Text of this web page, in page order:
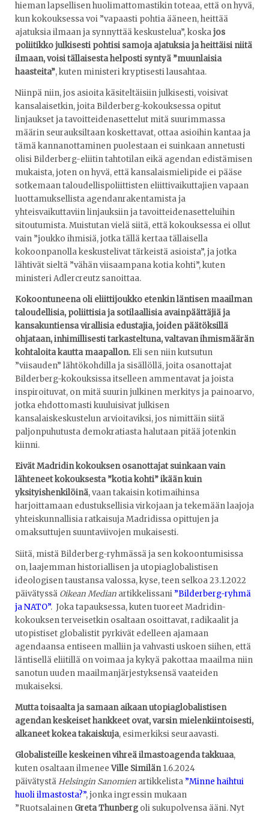
hieman lapsellisen huolimattomastikin toteaa, että on hyvä,
kun kokouksessa voi ”vapaasti pohtia ääneen, heittää
ajatuksia ilmaan ja synnyttää keskustelua”, koskajos
poliitikko julkisesti pohtisi samoja ajatuksia ja heittäisi niitä
ilmaan, voisi tällaisesta helposti syntyä ”muunlaisia
haasteita”, kuten ministeri kryptisesti lausahtaa.
Niinpä niin, jos asioita käsiteltäisiin julkisesti, voisivat
kansalaisetkin, joita Bilderberg-kokouksessa opitut
linjaukset ja tavoitteidenasettelut mitä suurimmassa
määrin seurauksiltaan koskettavat, ottaa asioihin kantaa ja
tämä kannanottaminen puolestaan ei suinkaan annetusti
olisi Bilderberg-eliitin tahtotilan eikä agendan edistämisen
mukaista, joten on hyvä, että kansalaismielipide ei pääse
sotkemaan taloudellispoliittisten eliittivaikuttajien vapaan
luottamuksellista agendanrakentamista ja
yhteisvaikuttaviin linjauksiin ja tavoitteidenasetteluihin
sitoutumista. Muistutan vielä siitä, että kokouksessa ei ollut
vain ”joukko ihmisiä, jotka tällä kertaa tällaisella
kokoonpanolla keskustelivat tärkeistä asioista”, ja jotka
lähtivät sieltä ”vähän viisaampana kotia kohti”, kuten
ministeri Adlercreutz sanoittaa.
Kokoontuneena oli eliittijoukko etenkin läntisen maailman
taloudellisia, poliittisia ja sotilaallisia avainpäättäjiä ja
kansakuntiensa virallisia edustajia, joiden päätöksillä
ohjataan, inhimillisesti tarkasteltuna, valtavan ihmismäärän
kohtaloita kautta maapallon. Eli sen niin kutsutun
”viisauden” lähtökohdilla ja sisällöllä, joita osanottajat
Bilderberg-kokouksissa itselleen ammentavat ja joista
inspiroituvat, on mitä suurin julkinen merkitys ja painoarvo,
jotka ehdottomasti kuuluisivat julkisen
kansalaiskeskustelun arvioitaviksi, jos nimittäin siitä
paljonpuhutusta demokratiasta halutaan pitää jotenkin
kiinni.
Eivät Madridin kokouksen osanottajat suinkaan vain
lähteneet kokouksesta ”kotia kohti” ikään kuin
yksityishenkilöinä, vaan takaisin kotimaihinsa
harjoittamaan edustuksellisia virkojaan ja tekemään laajoja
yhteiskunnallisia ratkaisuja Madridissa opittujen ja
omaksuttujen suuntaviivojen mukaisesti.
Siitä, mistä Bilderberg-ryhmässä ja sen kokoontumisissa
on, laajemman historiallisen ja utopiaglobalistisen
ideologisen taustansa valossa, kyse, teen selkoa 23.1.2022
päivätyssä Oikean Median artikkelissani ”Bilderberg-ryhmä
ja NATO”. Joka tapauksessa, kuten tuoreet Madridin-
kokouksen terveisetkin osaltaan osoittavat, radikaalit ja
utopistiset globalistit pyrkivät edelleen ajamaan
agendaansa entiseen malliin ja vahvasti uskoen siihen, että
läntisellä eliitillä on voimaa ja kykyä pakottaa maailma niin
sanotun uuden maailmanjärjestyksensä vaateiden
mukaiseksi.
Muttatoisaalta ja samaan aikaan utopiaglobalistisen
agendan keskeiset hankkeet ovat, varsin mielenkiintoisesti,
alkaneet kokea takaiskuja, esimerkiksi seuraavasti.
Globalisteille keskeinen vihreä ilmastoagenda takkuaa,
kuten osaltaan ilmeneeVille Similän1.6.2024
päivätystäHelsingin Sanomien artikkelista ”Minne haihtui
huoli ilmastosta?”, jonka ingressin mukaan
”Ruotsalainen Greta Thunberg oli sukupolvensa ääni. Nyt